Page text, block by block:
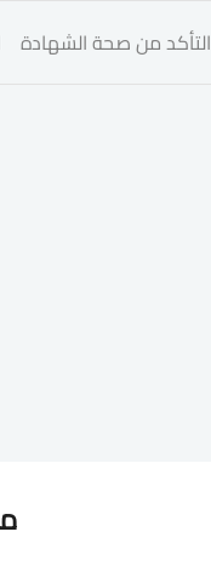
التأكد من صحة الشهادة